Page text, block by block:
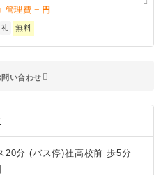
管理費 － 円
礼 無料
問い合わせ
20分 (バス停)社高校前 歩5分